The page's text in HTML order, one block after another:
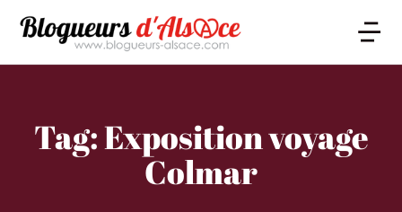
Tag: Exposition voyage
Colmar